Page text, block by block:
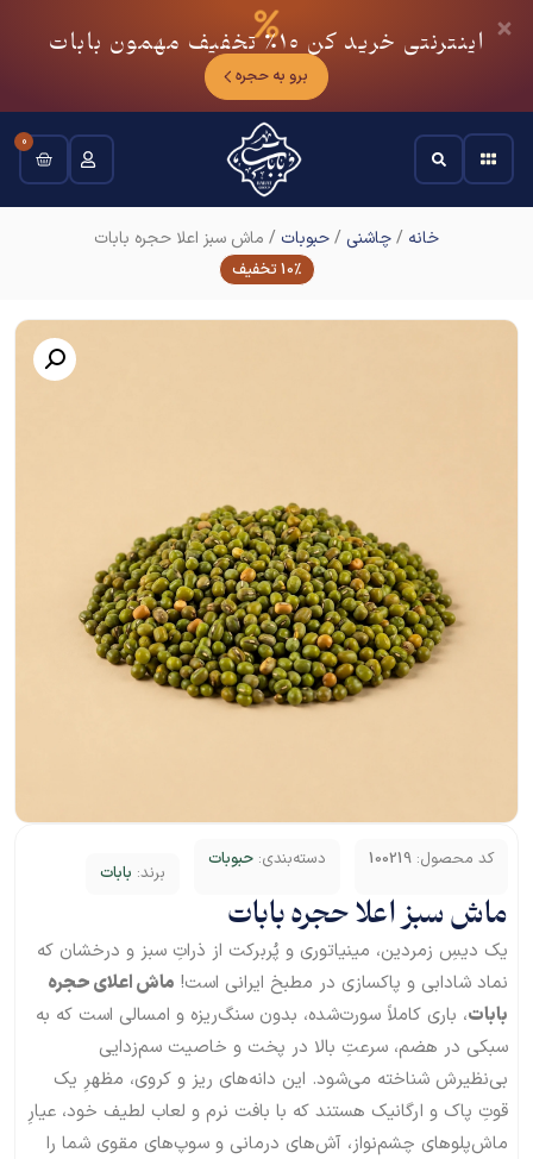
اینترنتی خرید کن 10٪ تخفیف مهمون بابات
برو به حجره
0
خانه /چاشنی /حبوبات / ماش سبز اعلا حجره بابات
10% تخفیف
کد محصول: 100219 دسته‌بندی: حبوبات
برند: بابات
ماش سبز اعلا حجره بابات
یک دیسِ زمردین، مینیاتوری و پُربرکت از ذراتِ سبز و درخشان که
نماد شادابی و پاکسازی در مطبخ ایرانی است! ماش اعلای حجره
بابات، باری کاملاً سورت‌شده، بدون سنگ‌ریزه و امسالی است که به
سبکی در هضم، سرعتِ بالا در پخت و خاصیت سم‌زدایی
بی‌نظیرش شناخته می‌شود. این دانه‌های ریز و کروی، مظهرِ یک
قوتِ پاک و ارگانیک هستند که با بافت نرم و لعاب لطیف خود، عیارِ
ماش‌پلوهای چشم‌نواز، آش‌های درمانی و سوپ‌های مقوی شما را